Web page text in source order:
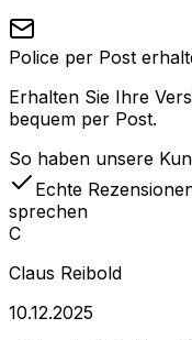
Police per Post
Erhalten Sie Ihre
bequem per Post.
So haben unsere
Echte
sprechen
C
Claus Reibold
10.12.2025